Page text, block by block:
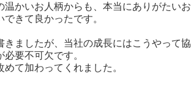
温かいお人柄からも、本当にありがたいお
きて良かったです。
きましたが、当社の成長にはこうやって協
要不可欠です。
て加わってくれました。